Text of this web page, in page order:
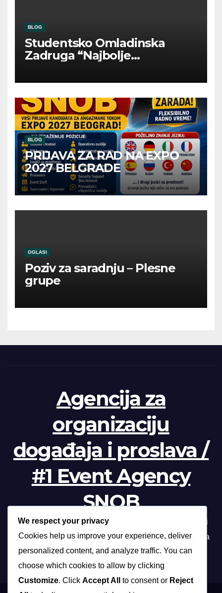
BLOG
Studentsko Omladinska
Zadruga “Najbolje
BLOG
PRIJAVA ZA RAD NA EXPO
2027 BELGRADE
OGLASI
Poziv za saradnju – Plesne
grupe
Agencija za
organizaciju
događaja i proslava /
#1 Event Agency
SNOB
Profesionalna organizacija događanja /// Beograd, Novi
Sad, Niš, Kopaonik, Zlatibor, Vrnjačka banja, Sokobanja
We respect your privacy
Cookies help us improve your experience, deliver
personalized content, and analyze traffic. You can
choose which cookies to allow by clicking
Customize. Click Accept All to consent or Reject